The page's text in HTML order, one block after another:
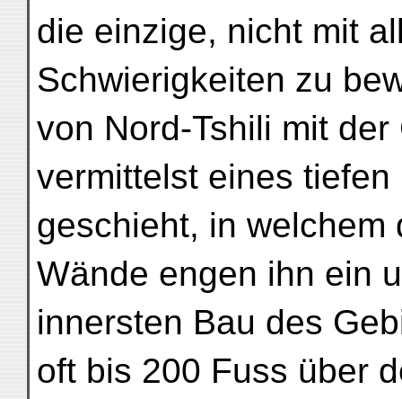
die einzige, nicht mit
Schwierigkeiten zu
von Nord-Tshili mit
vermittelst eines
geschieht, in welchem
Wände engen ihn ein
innersten Bau des
oft bis 200 Fuss über